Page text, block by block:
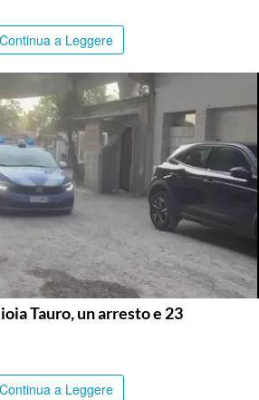
Continua a Leggere
Tauro, un arresto e 23
Continua a Leggere